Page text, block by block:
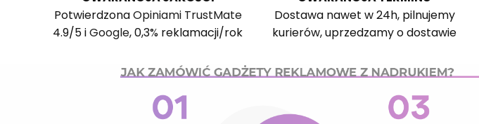
PotwierdzonaOpiniami TrustMate
4.9/5 iGoogle, 0,3% reklamacji/rok
Dostawa nawet w 24h, pilnujemy
kurierów, uprzedzamy o dostawie